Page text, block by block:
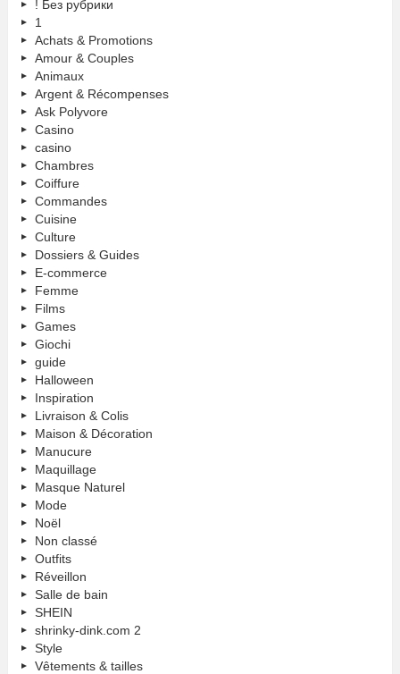
! Без рубрики
1
Achats & Promotions
Amour & Couples
Animaux
Argent & Récompenses
Ask Polyvore
Casino
casino
Chambres
Coiffure
Commandes
Cuisine
Culture
Dossiers & Guides
E-commerce
Femme
Films
Games
Giochi
guide
Halloween
Inspiration
Livraison & Colis
Maison & Décoration
Manucure
Maquillage
Masque Naturel
Mode
Noël
Non classé
Outfits
Réveillon
Salle de bain
SHEIN
shrinky-dink.com 2
Style
Vêtements & tailles